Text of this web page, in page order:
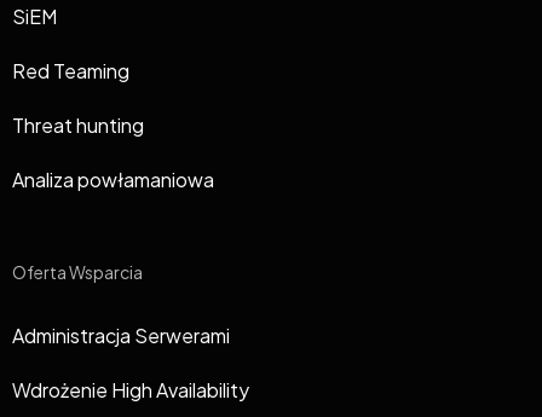
SiEM
Red Teaming
Threat hunting
Analiza powłamaniowa
Oferta Wsparcia
Administracja Serwerami
Wdrożenie High Availability